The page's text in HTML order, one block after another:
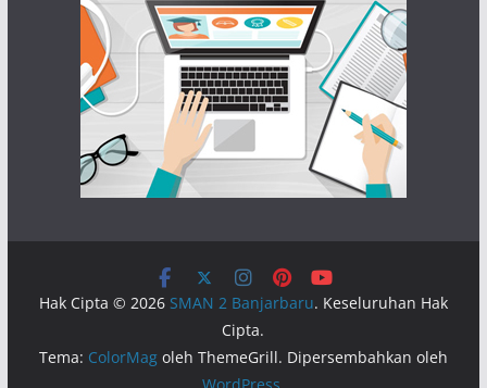
Hak Cipta © 2026 SMAN 2 Banjarbaru. Keseluruhan Hak
Cipta.
Tema: ColorMagoleh ThemeGrill. Dipersembahkan oleh
WordPress